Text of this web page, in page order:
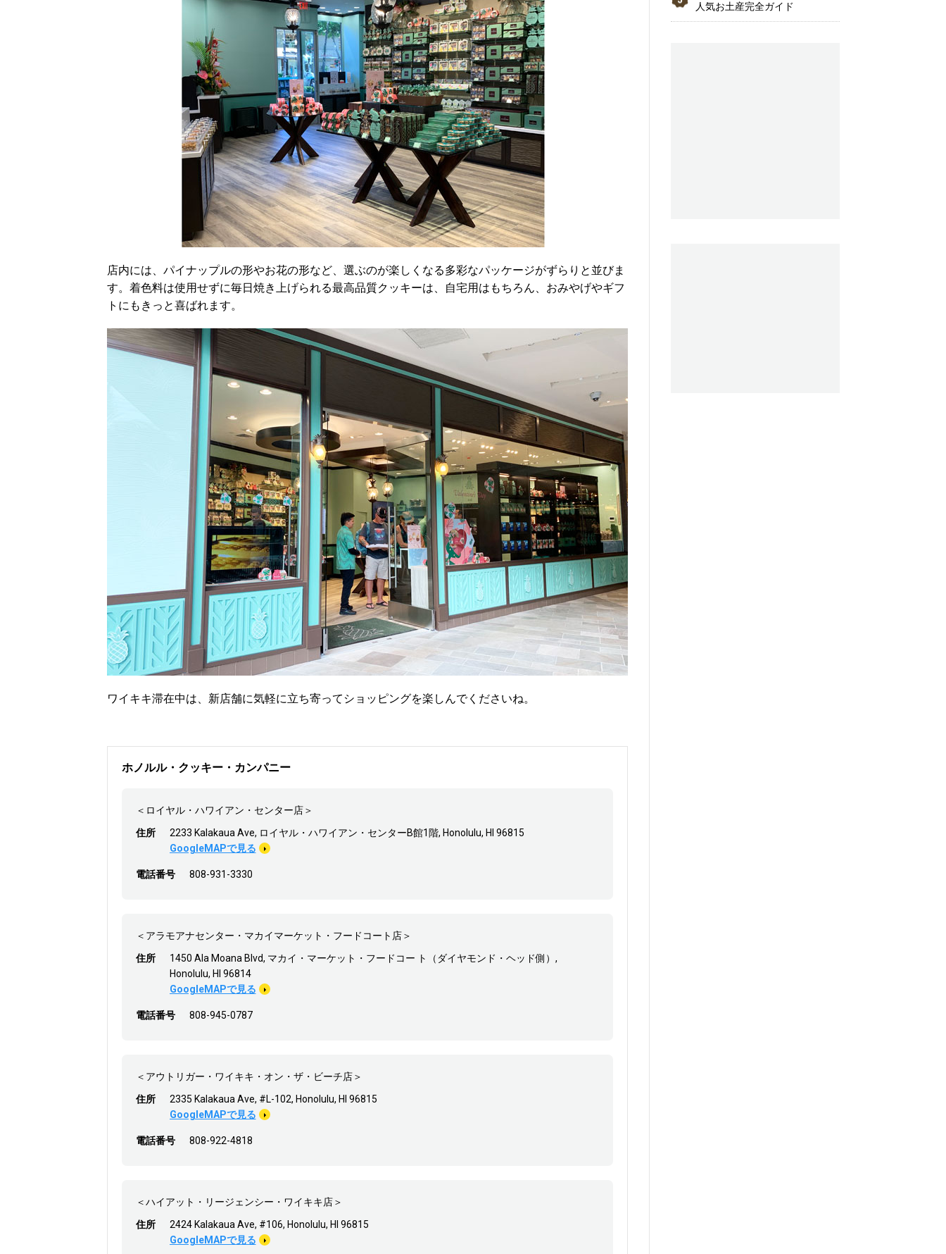
店内には、パイナップルの形やお花の形など、選ぶのが楽しくなる多彩なパッケージがずらりと並びま
す。着色料は使用せずに毎日焼き上げられる最高品質クッキーは、自宅用はもちろん、おみやげやギフ
トにもきっと喜ばれます。
ワイキキ滞在中は、新店舗に気軽に立ち寄ってショッピングを楽しんでくださいね。
ホノルル・クッキー・カンパニー
＜ロイヤル・ハワイアン・センター店＞
住所
2233 Kalakaua Ave, ロイヤル・ハワイアン・センターB館1階, Honolulu, HI 96815
GoogleMAPで見る
電話番号 808-931-3330
＜アラモアナセンター・マカイマーケット・フードコート店＞
住所
1450 Ala Moana Blvd, マカイ・マーケット・フードコー ト（ダイヤモンド・ヘッド側）,
Honolulu, HI 96814
GoogleMAPで見る
電話番号 808-945-0787
＜アウトリガー・ワイキキ・オン・ザ・ビーチ店＞
住所
2335 Kalakaua Ave, #L-102, Honolulu, HI 96815
GoogleMAPで見る
電話番号 808-922-4818
＜ハイアット・リージェンシー・ワイキキ店＞
住所
2424 Kalakaua Ave, #106, Honolulu, HI 96815
GoogleMAPで見る
人気お土産完全ガイド